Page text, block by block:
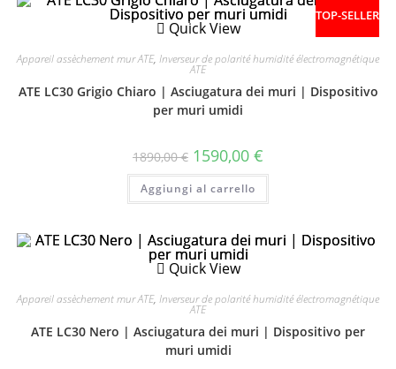
TOP-SELLER
Quick View
Appareil assèchement mur ATE, Inverseur de polarité humidité électromagnétique
ATE
ATE LC30 Grigio Chiaro | Asciugatura dei muri | Dispositivo
per muri umidi
1890,00€ 1590,00 €
Aggiungi al carrello
Quick View
Appareil assèchement mur ATE, Inverseur de polarité humidité électromagnétique
ATE
ATE LC30 Nero | Asciugatura dei muri | Dispositivo per
muri umidi